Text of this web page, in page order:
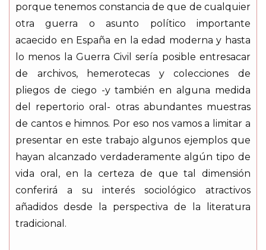
porque tenemos constancia de que de cualquier
otra guerra o asunto político importante
acaecido en España en la edad moderna y hasta
lo menos la Guerra Civil sería posible entresacar
de archivos, hemerotecas y colecciones de
pliegos de ciego -y también en alguna medida
del repertorio oral- otras abundantes muestras
de cantos e himnos. Por eso nos vamos a limitar a
presentar en este trabajo algunos ejemplos que
hayan alcanzado verdaderamente algún tipo de
vida oral, en la certeza de que tal dimensión
conferirá a su interés sociológico atractivos
añadidos desde la perspectiva de la literatura
tradicional.